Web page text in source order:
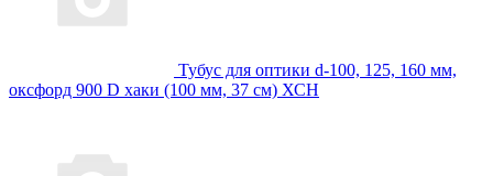
Тубус для оптики d-100, 125, 160 мм,
оксфорд 900 D хаки (100 мм, 37 см) ХСН